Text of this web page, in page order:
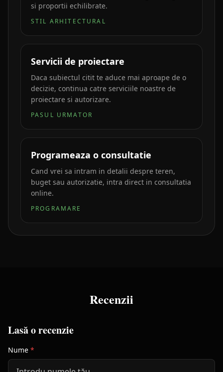
si proportii echilibrate.
STIL ARHITECTURAL
Servicii de proiectare
Daca subiectul citit te aduce mai aproape de o
decizie, continua catre serviciile noastre de
proiectare si autorizare.
PASUL URMATOR
Programeaza o consultatie
Cand vrei sa intram in detalii despre teren,
buget sau autorizatie, intra direct in consultatia
online.
PROGRAMARE
Recenzii
Lasă o recenzie
Nume *